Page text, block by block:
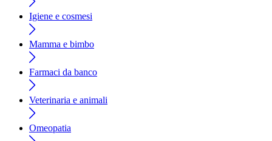
Igiene e cosmesi
Mamma e bimbo
Farmaci da banco
Veterinaria e animali
Omeopatia